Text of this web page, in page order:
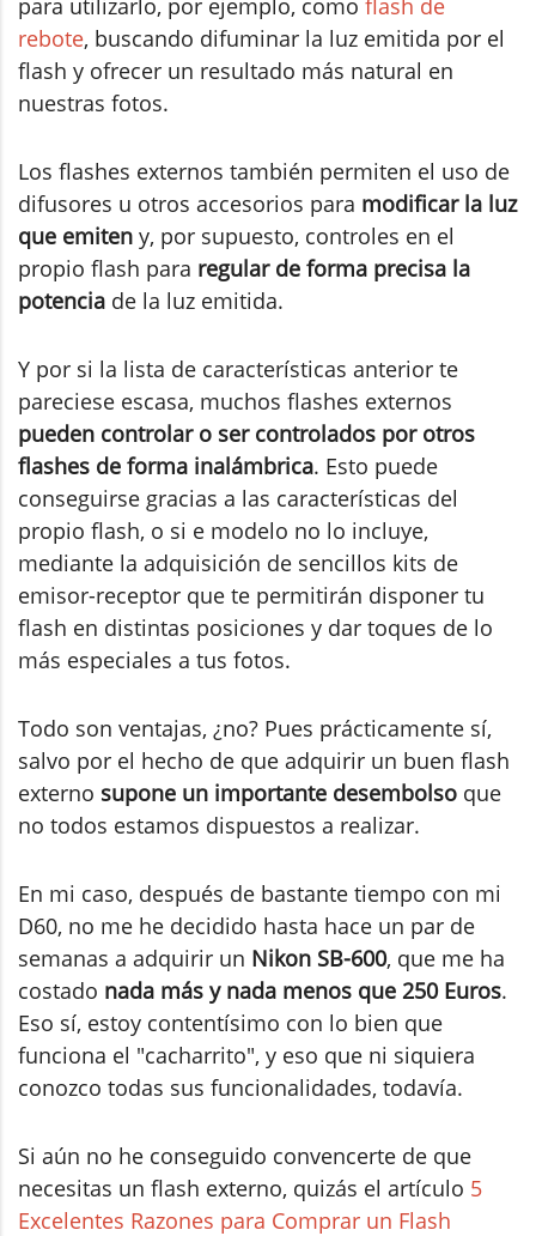
rebote, buscando difuminar la luz emitida por el
flash y ofrecer un resultado más natural en
nuestras fotos.
Los flashes externos también permiten el uso de
difusores u otros accesorios para modificar la luz
que emiten y, por supuesto, controles en el
propio flash para regular de forma precisa la
potencia de la luz emitida.
Y por si la lista de características anterior te
pareciese escasa, muchos flashes externos
pueden controlar o ser controlados por otros
flashes de forma inalámbrica. Esto puede
conseguirse gracias a las características del
propio flash, o si e modelo no lo incluye,
mediante la adquisición de sencillos kits de
emisor-receptor que te permitirán disponer tu
flash en distintas posiciones y dar toques de lo
más especiales a tus fotos.
Todo son ventajas, ¿no? Pues prácticamente sí,
salvo por el hecho de que adquirir un buen flash
externo supone un importante desembolso que
no todos estamos dispuestos a realizar.
En mi caso, después de bastante tiempo con mi
D60, no me he decidido hasta hace un par de
semanas a adquirir un Nikon SB-600, que me ha
costado nada más y nada menos que 250 Euros.
Eso sí, estoy contentísimo con lo bien que
funciona el "cacharrito", y eso que ni siquiera
conozco todas sus funcionalidades, todavía.
Si aún no he conseguido convencerte de que
necesitas un flash externo, quizás el artículo 5
Excelentes Razones para Comprar un Flash